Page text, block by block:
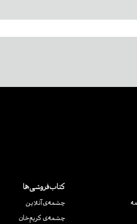
کتاب‌فروشی‌ها
چشمه‌ی آنلاین
چشمه‌ی کریم‌خان